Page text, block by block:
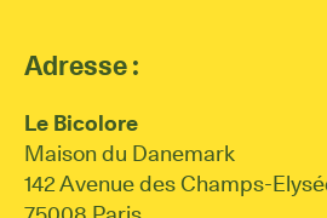
Adresse :
Le Bicolore
Maison du Danemark
142 Avenue des Champs-